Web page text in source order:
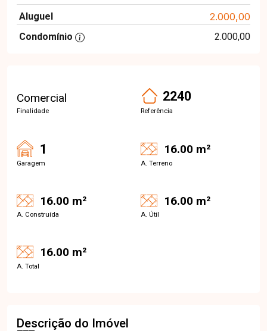
Aluguel 2.000,00
Condomínio 2.000,00
Comercial
Finalidade
2240
Referência
1
Garagem
16.00 m²
A. Terreno
16.00 m²
A. Construída
16.00 m²
A. Útil
16.00 m²
A. Total
Descrição do Imóvel